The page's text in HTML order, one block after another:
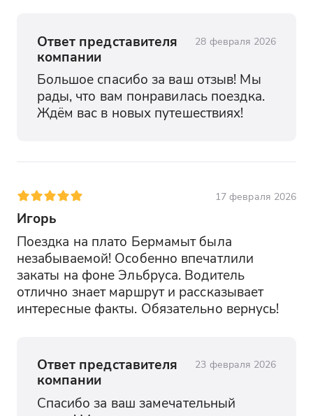
Ответ представителя
компании
28 февраля 2026
Большое спасибо за ваш отзыв! Мы
рады, что вам понравилась поездка.
Ждём вас в новых путешествиях!
17 февраля 2026
Игорь
Поездка на плато Бермамыт была
незабываемой! Особенно впечатлили
закаты на фоне Эльбруса. Водитель
отлично знает маршрут и рассказывает
интересные факты. Обязательно вернусь!
Ответ представителя
компании
23 февраля 2026
Спасибо за ваш замечательный